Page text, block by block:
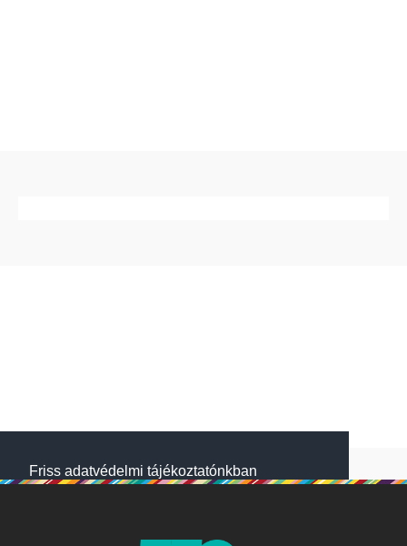
Friss adatvédelmi tájékoztatónkban
használunk a jobb működésért. A Website